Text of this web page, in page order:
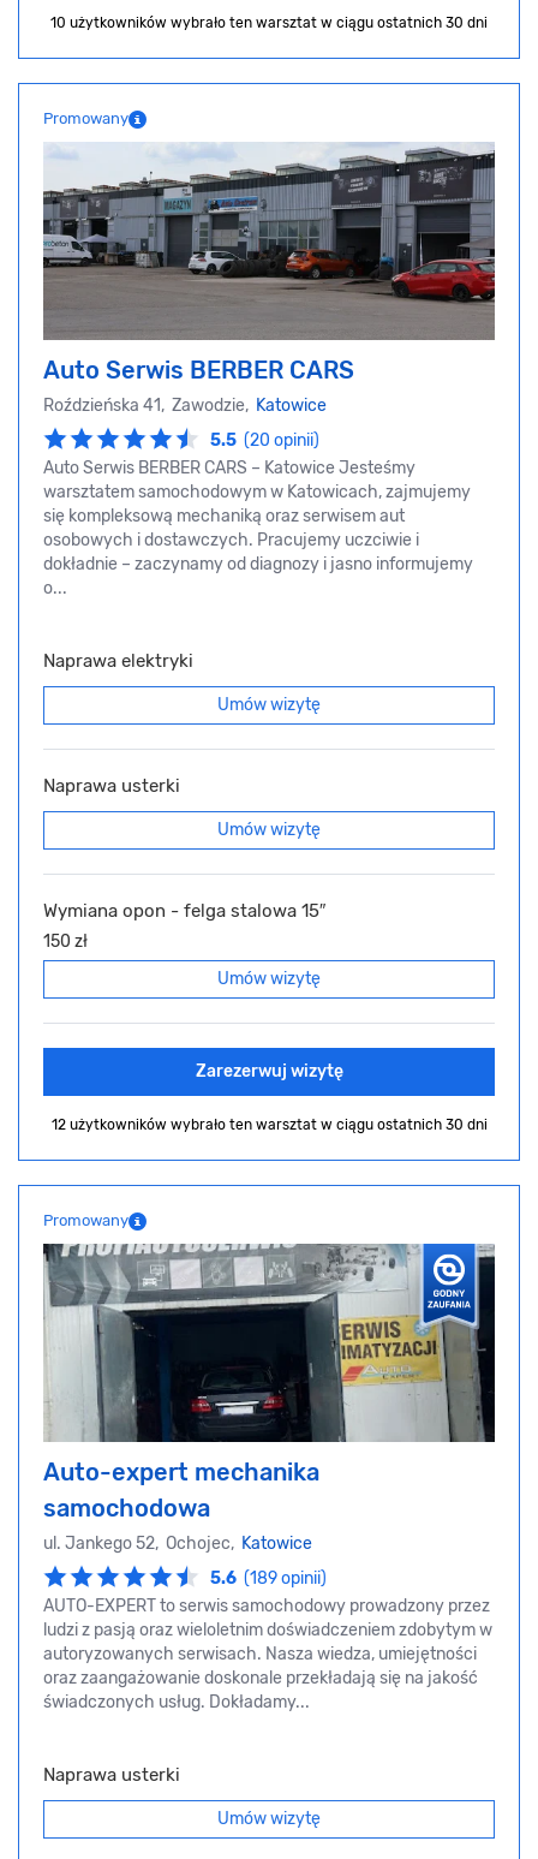
10 użytkowników wybrało ten warsztat w ciągu ostatnich 30 dni
Promowany
Auto Serwis BERBER CARS
Roździeńska 41, Zawodzie, Katowice
5.5 (20 opinii)
Auto Serwis BERBER CARS – Katowice Jesteśmy
warsztatem samochodowym w Katowicach, zajmujemy
się kompleksową mechaniką oraz serwisem aut
osobowych i dostawczych. Pracujemy uczciwie i
dokładnie – zaczynamy od diagnozy i jasno informujemy
o...
Naprawa elektryki
Umów wizytę
Naprawa usterki
Umów wizytę
Wymiana opon - felga stalowa 15″
150 zł
Umów wizytę
Zarezerwuj wizytę
12 użytkowników wybrało ten warsztat w ciągu ostatnich 30 dni
Promowany
Auto-expert mechanika
samochodowa
ul. Jankego 52, Ochojec, Katowice
5.6 (189 opinii)
AUTO-EXPERT to serwis samochodowy prowadzony przez
ludzi z pasją oraz wieloletnim doświadczeniem zdobytym w
autoryzowanych serwisach. Nasza wiedza, umiejętności
oraz zaangażowanie doskonale przekładają się na jakość
świadczonych usług. Dokładamy...
Naprawa usterki
Umów wizytę